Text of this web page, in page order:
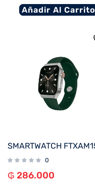
Añadir Al Carrito
0
₲ 286.000